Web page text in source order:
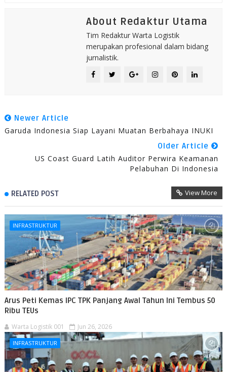
About Redaktur Utama
Tim Redaktur Warta Logistik
merupakan profesional dalam bidang
jurnalistik.
Newer Article
Garuda Indonesia Siap Layani Muatan Berbahaya INUKI
Older Article
US Coast Guard Latih Auditor Perwira Keamanan
Pelabuhan Di Indonesia
RELATED POST View More
INFRASTRUKTUR
Arus Peti Kemas IPC TPK Panjang Awal Tahun Ini Tembus 50
Ribu TEUs
Warta Logistik 001 Jun 26, 2026
INFRASTRUKTUR